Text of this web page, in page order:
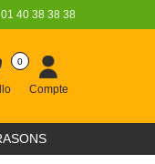
01 40 38 38 38
0
Compte